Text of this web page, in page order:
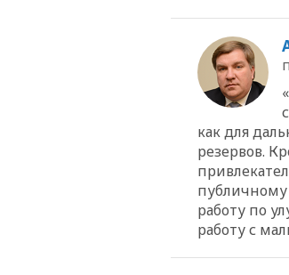
как для
резервов.
работу по
работу с